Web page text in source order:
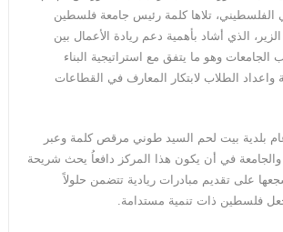
الفلسطيني، تلاها كلمة رئيس جامعة فلسطين
الزير، الذي أشاد بأهمية دعم ريادة الأعمال بين
الجامعات وهو ما يتفق مع استراتيجية البناء
واعداد الطلاب لابتكار المعارف في القطاعات
بلدية بيت لحم السيد طوني مرقص كلمة وعبر
والجامعة في أن يكون هذا المركز دافعاُ يحث شريحة
على تقديم مبادرات ريادية تتضمن حلولاً
فلسطين ذات تنمية مستدامة.